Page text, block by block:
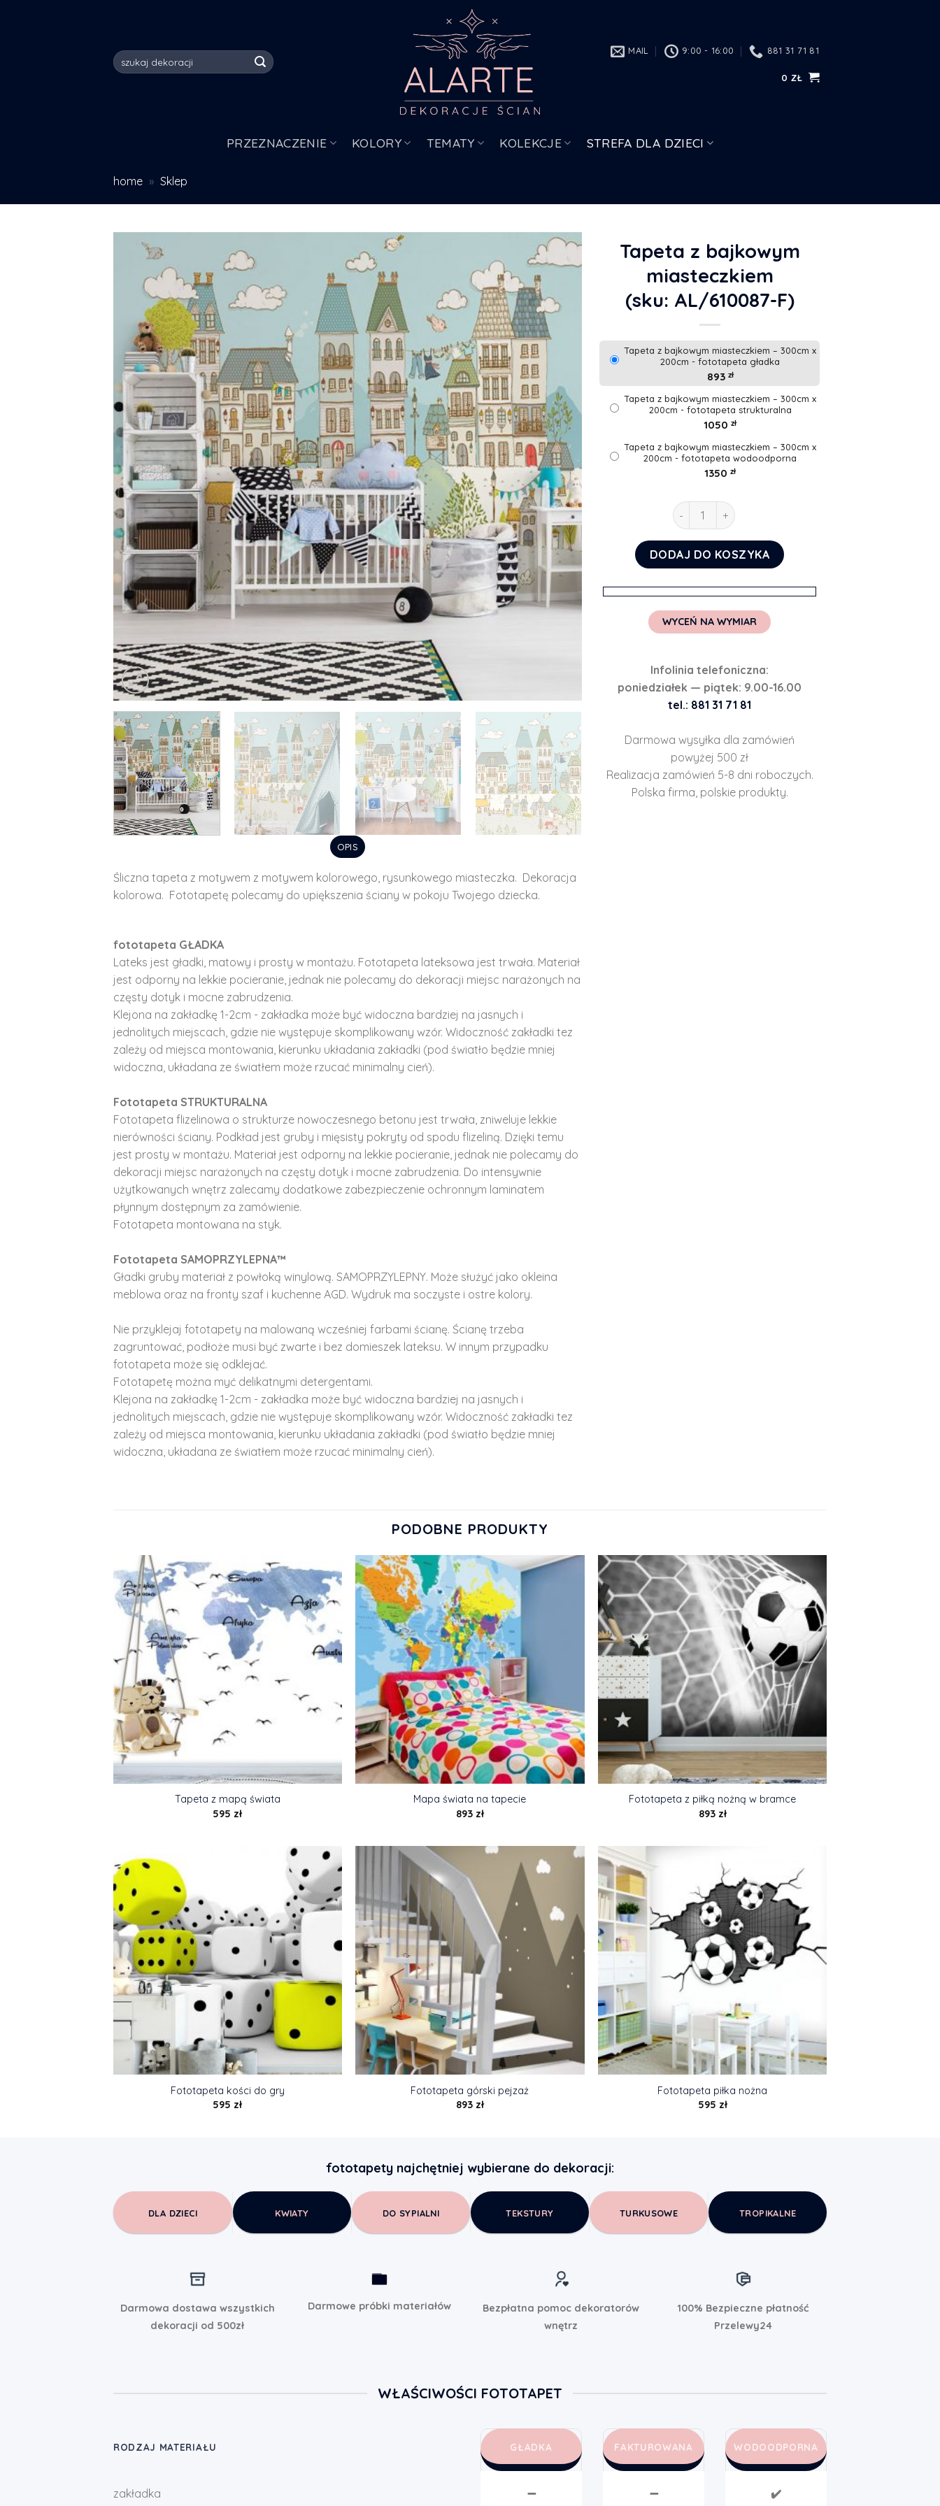
Szukaj:
MAIL 9:00 - 16:00 881 31 71 81
0 ZŁ
PRZEZNACZENIE KOLORY TEMATY KOLEKCJE STREFA DLA DZIECI
home » Sklep
OPIS
Śliczna tapeta z motywem z motywem kolorowego, rysunkowego miasteczka. Dekoracja
kolorowa. Fototapetę polecamy do upiększenia ściany w pokoju Twojego dziecka.
fototapeta GŁADKA
Lateks jest gładki, matowy i prosty w montażu. Fototapeta lateksowa jest trwała. Materiał
jest odporny na lekkie pocieranie, jednak nie polecamy do dekoracji miejsc narażonych na
częsty dotyk i mocne zabrudzenia.
Klejona na zakładkę 1-2cm - zakładka może być widoczna bardziej na jasnych i
jednolitych miejscach, gdzie nie występuje skomplikowany wzór. Widoczność zakładki tez
zależy od miejsca montowania, kierunku układania zakładki (pod światło będzie mniej
widoczna, układana ze światłem może rzucać minimalny cień).
Fototapeta STRUKTURALNA
Fototapeta flizelinowa o strukturze nowoczesnego betonu jest trwała, zniweluje lekkie
nierówności ściany. Podkład jest gruby i mięsisty pokryty od spodu flizeliną. Dzięki temu
jest prosty w montażu. Materiał jest odporny na lekkie pocieranie, jednak nie polecamy do
dekoracji miejsc narażonych na częsty dotyk i mocne zabrudzenia. Do intensywnie
użytkowanych wnętrz zalecamy dodatkowe zabezpieczenie ochronnym laminatem
płynnym dostępnym za zamówienie.
Fototapeta montowana na styk.
Fototapeta SAMOPRZYLEPNA™
Gładki gruby materiał z powłoką winylową. SAMOPRZYLEPNY. Może służyć jako okleina
meblowa oraz na fronty szaf i kuchenne AGD. Wydruk ma soczyste i ostre kolory.
Nie przyklejaj fototapety na malowaną wcześniej farbami ścianę. Ścianę trzeba
zagruntować, podłoże musi być zwarte i bez domieszek lateksu. W innym przypadku
fototapeta może się odklejać.
Fototapetę można myć delikatnymi detergentami.
Klejona na zakładkę 1-2cm - zakładka może być widoczna bardziej na jasnych i
jednolitych miejscach, gdzie nie występuje skomplikowany wzór. Widoczność zakładki tez
zależy od miejsca montowania, kierunku układania zakładki (pod światło będzie mniej
widoczna, układana ze światłem może rzucać minimalny cień).
Tapeta z bajkowym
miasteczkiem
(sku: AL/610087-F)
Tapeta z bajkowym miasteczkiem – 300cm x
200cm - fototapeta gładka
893 zł
Tapeta z bajkowym miasteczkiem – 300cm x
200cm - fototapeta strukturalna
1050 zł
Tapeta z bajkowym miasteczkiem – 300cm x
200cm - fototapeta wodoodporna
1350 zł
ilość Tapeta z bajkowym miasteczkiem
DODAJ DO KOSZYKA
WYCEŃ NA WYMIAR
Infolinia telefoniczna:
poniedziałek — piątek: 9.00-16.00
tel.: 881 31 71 81
Darmowa wysyłka dla zamówień
powyżej 500 zł
Realizacja zamówień 5-8 dni roboczych.
Polska firma, polskie produkty.
PODOBNE PRODUKTY
Tapeta z mapą świata
595 zł
Mapa świata na tapecie
893 zł
Fototapeta z piłką nożną w bramce
893 zł
Fototapeta kości do gry
595 zł
Fototapeta górski pejzaż
893 zł
Fototapeta piłka nożna
595 zł
fototapety najchętniej wybierane do dekoracji:
DLA DZIECI KWIATY DO SYPIALNI TEKSTURY TURKUSOWE TROPIKALNE
Darmowa dostawa wszystkich
dekoracji od 500zł
Darmowe próbki materiałów
Bezpłatna pomoc dekoratorów
wnętrz
100% Bezpieczne płatność
Przelewy24
WŁAŚCIWOŚCI FOTOTAPET
RODZAJ MATERIAŁU
zakładka
GŁADKA
➖
FAKTUROWANA
➖
WODOODPORNA
✔️